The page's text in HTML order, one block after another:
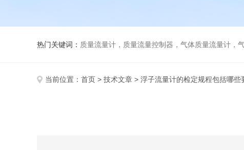
热门关键词： 质量流量计，质量流量控制器，气体质量流量计，
当前位置： 首页 > 技术文章 > 浮子流量计的检定规程包括哪些